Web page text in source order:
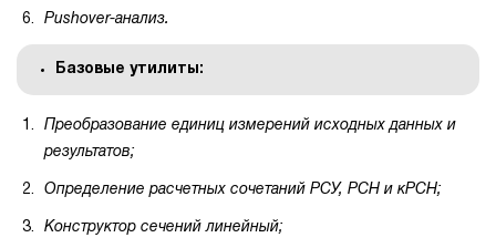
Pushover-анализ.
Базовые утилиты:
Преобразование единиц измерений исходных данных и
результатов;
Определение расчетных сочетаний РСУ, РСН и кРСН;
Конструктор сечений линейный;